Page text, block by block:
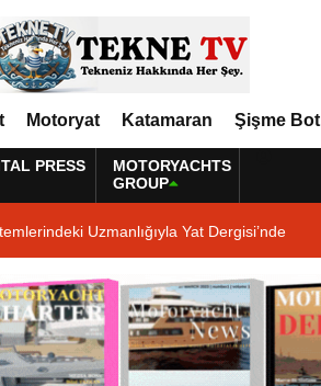
Motoryat Katamaran Şişme Bot
PRESS
MOTORYACHTS
GROUP
Uzmanlığıyla Yat Dergisi’nde